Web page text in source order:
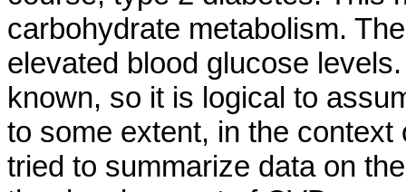
carbohydrate metabolism.
elevated blood glucose
known, so it is logical to
to some extent, in the
tried to summarize data on